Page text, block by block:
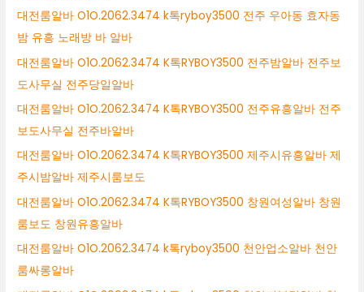
대전룸알바 O1O.2062.3474 k톡ryboy3500 전주 우아동 효자동
밤 유흥 노래방 바 알바
대전룸알바 O1O.2062.3474 K톡RYBOY3500 전주밤알바 전주보
도사무실 전주당일알바
대전룸알바 O1O.2062.3474 K톡RYBOY3500 전주유흥알바 전주
보도사무실 전주바알바
대전룸알바 O1O.2062.3474 K톡RYBOY3500 제주시유흥알바 제
주시밤알바 제주시룸보도
대전룸알바 O1O.2062.3474 K톡RYBOY3500 창원여성알바 창원
룸보도 창원유흥알바
대전룸알바 O1O.2062.3474 k톡ryboy3500 천안업소알바 천안
룸싸롱알바